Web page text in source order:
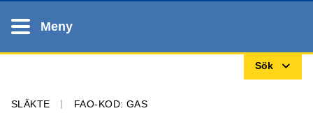
Meny
Sök
SLÄKTE FAO-KOD: GAS